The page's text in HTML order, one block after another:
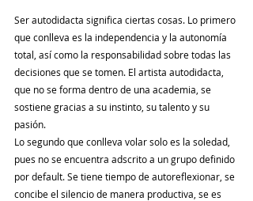
Ser autodidacta significa ciertas cosas. Lo primero
que conlleva es la independencia y la autonomía
total, así como la responsabilidad sobre todas las
decisiones que se tomen. El artista autodidacta,
que no se forma dentro de una academia, se
sostiene gracias a su instinto, su talento y su
pasión.
Lo segundo que conlleva ​volar solo es la soledad,
pues no se encuentra adscrito a un grupo definido
por default. Se tiene tiempo de autoreflexionar, se
concibe el silencio de manera productiva, se es